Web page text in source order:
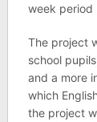
week period
The project
school
and a more
which
the project